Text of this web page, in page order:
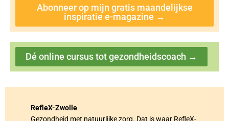
Abonneer op mijn gratis maandelijkse
inspiratie e-magazine →
Dé online cursus tot gezondheidscoach →
RefleX-Zwolle
Gezondheid met natuurlijke zorg. Dat is waar RefleX-